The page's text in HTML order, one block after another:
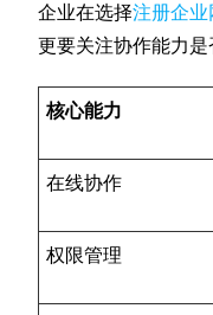
企业在选择注册企业
更要关注协作能力是
核心能力
在线协作
权限管理